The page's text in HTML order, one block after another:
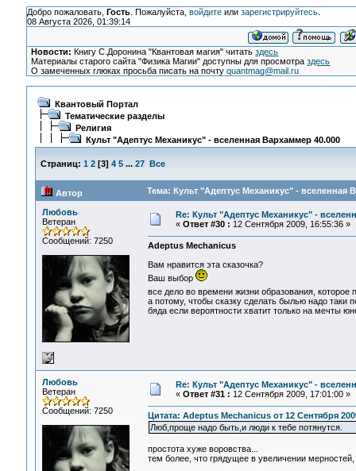
Добро пожаловать, Гость. Пожалуйста, войдитеили зарегистрируйтесь.
08 Августа 2026, 01:39:14
Новости: Книгу С.Доронина "Квантовая магия" читатьздесь
Материалы старого сайта "Физика Магии" доступны для просмотраздесь
О замеченных глюках просьба писать на почтуquantmag@mail.ru
Квантовый Портал
Тематические разделы
Религия
Культ "Адептус Механикус" - вселенная Вархаммер 40.000
Страниц: 1 2[3] 4 5 ... 27 Все
Автор Тема: Культ "Адептус Механикус" - вселенная
Любовь
Ветеран
Сообщений: 7250
Re: Культ "Адептус Механикус" -
« Ответ #30 : 12 Сентября 2009, 16:55:36 »
Adeptus Mechanicus
Вам нравится эта сказочка?
Ваш выбор
все дело во времени жизни образования, которое
а потому, чтобы сказку сделать былью надо таки
бяда если вероятности хватит только на мечты
Любовь
Ветеран
Сообщений: 7250
Re: Культ "Адептус Механикус" -
« Ответ #31 : 12 Сентября 2009, 17:01:00 »
Цитата: Adeptus Mechanicus от 12 Сентября
Люб,проще надо быть,и люди к тебе потянутся.
простота хуже воровства...
тем более, что грядущее в увеличении